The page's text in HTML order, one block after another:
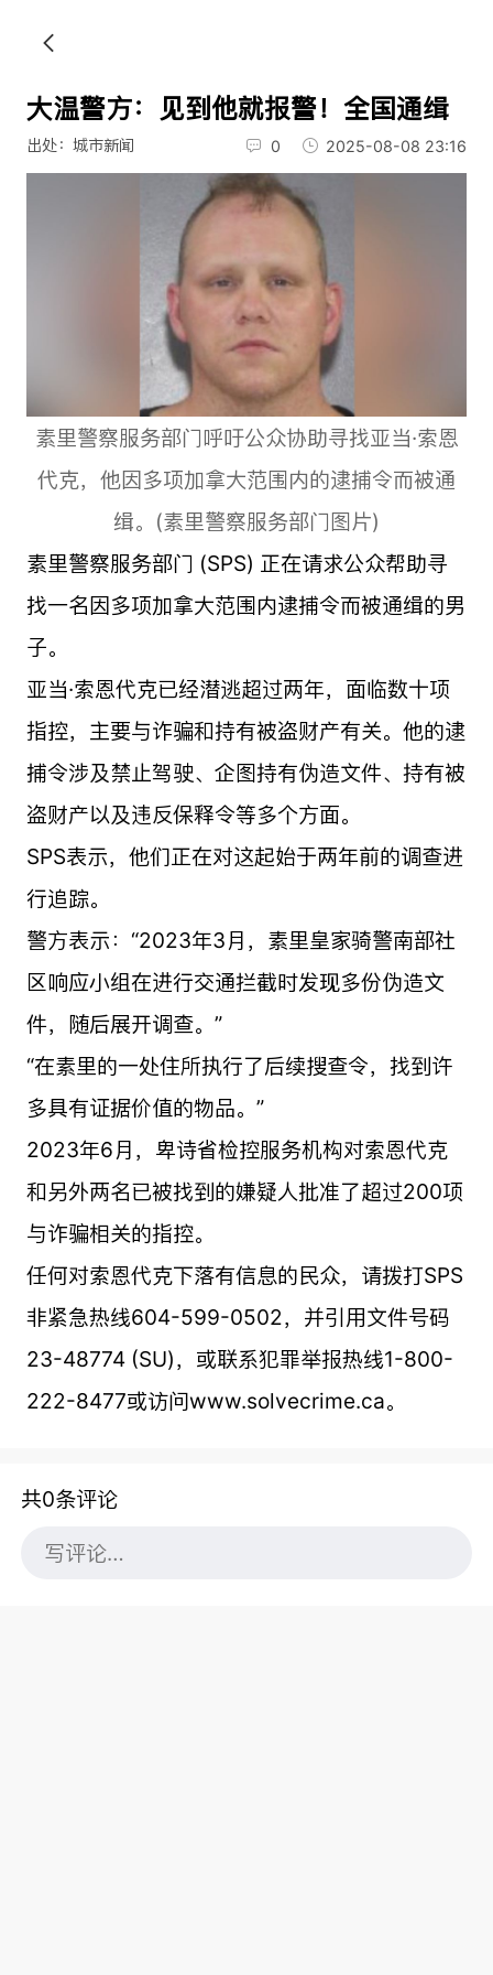
大温警方：见到他就报警！全国通缉
出处：城市新闻 0 2025-08-08 23:16
素里警察服务部门呼吁公众协助寻找亚当·索恩
代克，他因多项加拿大范围内的逮捕令而被通
缉。(素里警察服务部门图片)
素里警察服务部门 (SPS) 正在请求公众帮助寻
找一名因多项加拿大范围内逮捕令而被通缉的男
子。
亚当·索恩代克已经潜逃超过两年，面临数十项
指控，主要与诈骗和持有被盗财产有关。他的逮
捕令涉及禁止驾驶、企图持有伪造文件、持有被
盗财产以及违反保释令等多个方面。
SPS表示，他们正在对这起始于两年前的调查进
行追踪。
警方表示：“2023年3月，素里皇家骑警南部社
区响应小组在进行交通拦截时发现多份伪造文
件，随后展开调查。”
“在素里的一处住所执行了后续搜查令，找到许
多具有证据价值的物品。”
2023年6月，卑诗省检控服务机构对索恩代克
和另外两名已被找到的嫌疑人批准了超过200项
与诈骗相关的指控。
任何对索恩代克下落有信息的民众，请拨打SPS
非紧急热线604-599-0502，并引用文件号码
23-48774 (SU)，或联系犯罪举报热线1-800-
222-8477或访问www.solvecrime.ca。
共0条评论